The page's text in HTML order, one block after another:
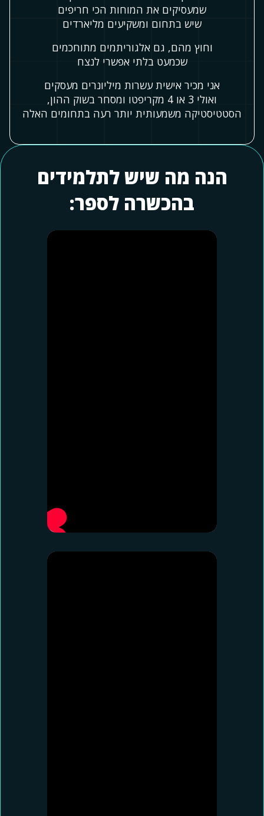
שמעסיקים את המוחות הכי חריפים
שיש בתחום ומשקיעים מליארדים
וחוץ מהם, גם אלגוריתמים מתוחכמים
שכמעט בלתי אפשרי לנצח
אני מכיר אישית עשרות מיליונרים מעסקים
ואולי 3 או 4 מקריפטו ומסחר בשוק ההון,
הסטטיסטיקה משמעותית יותר רעה בתחומים האלה
הנה מה שיש לתלמידים
בהכשרה לספר: